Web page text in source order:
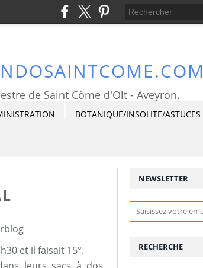
de Saint Côme d'Olt - Aveyron.
BOTANIQUE/INSOLITE/ASTUCES
et il faisait 15°.
NEWSLETTER
RECHERCHE